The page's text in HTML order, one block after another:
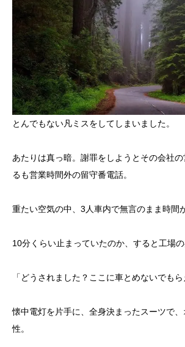
とんでもない凡ミスをしてしまいました。
あたりは真っ暗。謝罪をしようとその会社
るも営業時間外の留守番電話。
重たい空気の中、3人車内で無言のまま時間
10分くらい止まっていたのか、すると工場
「どうされました？ここに車とめないでもら
懐中電灯を片手に、全身決まったスーツで
性。